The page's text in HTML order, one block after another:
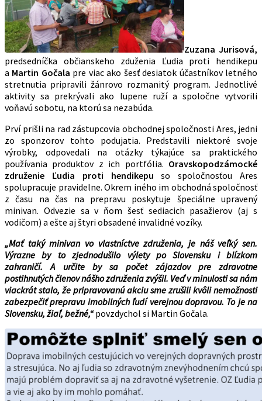
Zuzana Jurisová,
predsedníčka občianskeho zduženia Ľudia proti hendikepu
a Martin Gočala pre viac ako šesť desiatok účastníkov letného
stretnutia pripravili žánrovo rozmanitý program. Jednotlivé
aktivity sa prekrývali ako lupene ruží a spoločne vytvorili
voňavú sobotu, na ktorú sa nezabúda.
Prví prišli na rad zástupcovia obchodnej spoločnosti Ares, jedni
zo sponzorov tohto podujatia. Predstavili niektoré svoje
výrobky, odpovedali na otázky týkajúce sa praktického
používania produktov z ich portfólia. Oravskopodzámocké
združenie Ľudia proti hendikepu so spoločnosťou Ares
spolupracuje pravidelne. Okrem iného im obchodná spoločnosť
z času na čas na prepravu poskytuje špeciálne upravený
minivan. Odvezie sa v ňom šesť sediacich pasažierov (aj s
vodičom) a ešte aj štyri obsadené invalidné vozíky.
„Mať taký minivan vo vlastníctve združenia, je náš veľký sen.
Výrazne by to zjednodušilo výlety po Slovensku i blízkom
zahraničí. A určite by sa počet zájazdov pre zdravotne
postihnutých členov nášho združenia zvýšil. Veď v minulosti sa nám
viackrát stalo, že pripravovanú akciu sme zrušili kvôli nemožnosti
zabezpečiť prepravu imobilných ľudí verejnou dopravou. To je na
Slovensku, žiaľ, bežné,“povzdychol si Martin Gočala.